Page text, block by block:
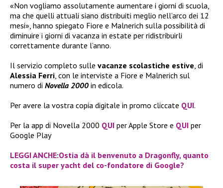
«Non vogliamo assolutamente aumentare i giorni di scuola,
ma che quelli attuali siano distribuiti meglio nell’arco dei 12
mesi», hanno spiegato Fiore e Malnerich sulla possibilità di
diminuire i giorni di vacanza in estate per ridistribuirli
correttamente durante l’anno.
Il servizio completo sulle vacanze scolastiche estive, di
Alessia Ferri, con le interviste a Fiore e Malnerich sul
numero di Novella 2000 in edicola.
Per avere la vostra copia digitale in promo cliccate QUI.
Per la app di Novella 2000 QUI per Apple Store e QUI per
Google Play
LEGGI ANCHE:Ostia dà il benvenuto a Dragonfly, quanto
costa il super yacht del co-fondatore di Google?